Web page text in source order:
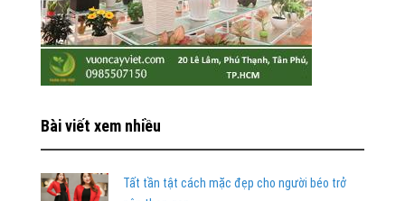
Bài viết xem nhiều
Tất tần tật cách mặc đẹp cho người béo trở